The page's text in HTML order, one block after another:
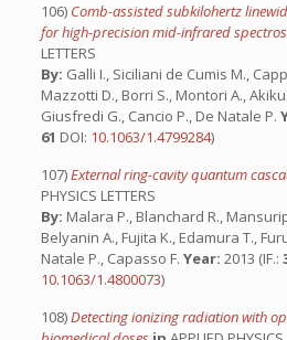
106) Comb-assisted subkilohertz
for high-precision mid-infrared
LETTERS
By: Galli I., Siciliani de Cumis M.,
Mazzotti D., Borri S., Montori A.,
Giusfredi G., Cancio P., De Natale P.
61 DOI: 10.1063/1.4799284)
107)External ring-cavity quantum
PHYSICS LETTERS
By: Malara P., Blanchard R.,
Belyanin A., Fujita K., Edamura T.,
Natale P., Capasso F. Year: 2013 (IF.:
10.1063/1.4800073)
108)Detecting ionizing radiation with